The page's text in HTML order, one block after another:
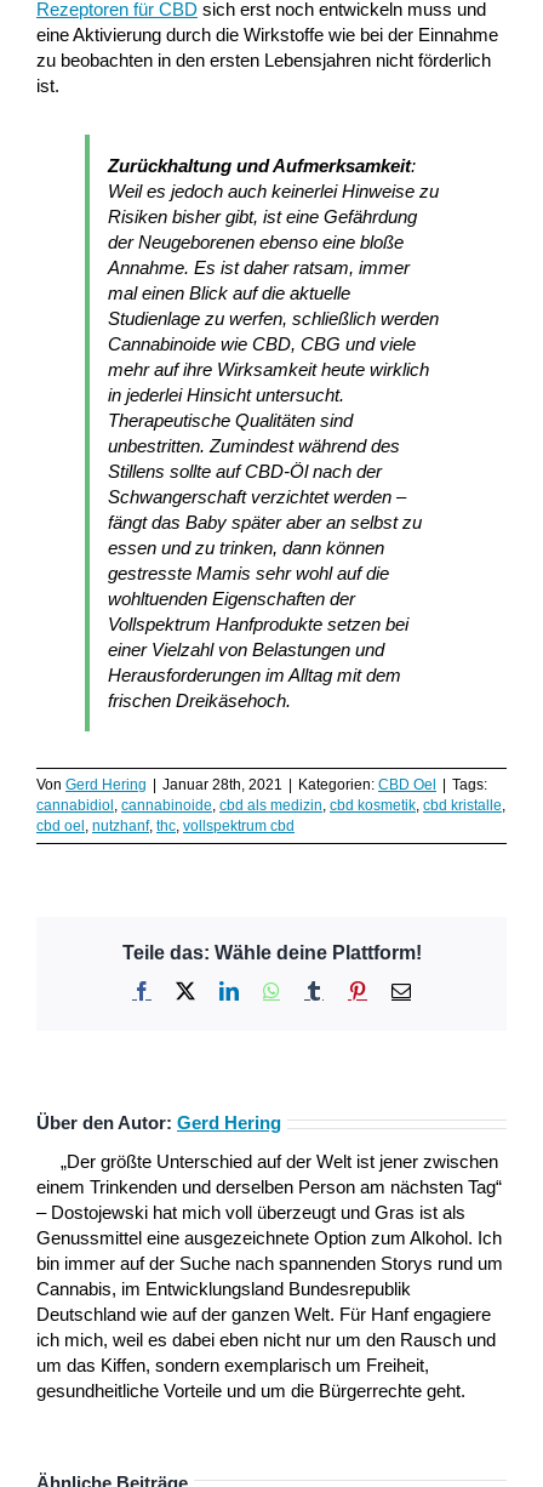
Rezeptoren für CBD sich erst noch entwickeln muss und
eine Aktivierung durch die Wirkstoffe wie bei der Einnahme
zu beobachten in den ersten Lebensjahren nicht förderlich
ist.
Zurückhaltung und Aufmerksamkeit:
Weil es jedoch auch keinerlei Hinweise zu
Risiken bisher gibt, ist eine Gefährdung
der Neugeborenen ebenso eine bloße
Annahme. Es ist daher ratsam, immer
mal einen Blick auf die aktuelle
Studienlage zu werfen, schließlich werden
Cannabinoide wie CBD, CBG und viele
mehr auf ihre Wirksamkeit heute wirklich
in jederlei Hinsicht untersucht.
Therapeutische Qualitäten sind
unbestritten. Zumindest während des
Stillens sollte auf CBD-Öl nach der
Schwangerschaft verzichtet werden –
fängt das Baby später aber an selbst zu
essen und zu trinken, dann können
gestresste Mamis sehr wohl auf die
wohltuenden Eigenschaften der
Vollspektrum Hanfprodukte setzen bei
einer Vielzahl von Belastungen und
Herausforderungen im Alltag mit dem
frischen Dreikäsehoch.
Von Gerd Hering | Januar 28th, 2021 | Kategorien: CBD Oel | Tags:
cannabidiol, cannabinoide, cbd als medizin, cbd kosmetik, cbd kristalle,
cbd oel, nutzhanf, thc, vollspektrum cbd
Teile das: Wähle deine Plattform!
Facebook LinkedInWhatsApp
Tumblr Pinterest
E-
Über den Autor: Gerd Hering
„Der größte Unterschied auf der Welt ist jener zwischen
einem Trinkenden und derselben Person am nächsten Tag“
– Dostojewski hat mich voll überzeugt und Gras ist als
Genussmittel eine ausgezeichnete Option zum Alkohol. Ich
bin immer auf der Suche nach spannenden Storys rund um
Cannabis, im Entwicklungsland Bundesrepublik
Deutschland wie auf der ganzen Welt. Für Hanf engagiere
ich mich, weil es dabei eben nicht nur um den Rausch und
um das Kiffen, sondern exemplarisch um Freiheit,
gesundheitliche Vorteile und um die Bürgerrechte geht.
Ähnliche Beiträge